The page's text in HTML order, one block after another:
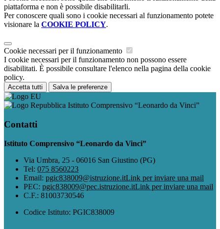
piattaforma e non è possibile disabilitarli.
Per conoscere quali sono i cookie necessari al funzionamento potete
visionare la COOKIE POLICY.
Cookie necessari per il funzionamento
I cookie necessari per il funzionamento non possono essere
disabilitati. È possibile consultare l'elenco nella pagina della cookie
policy.
Accetta tutti Salva le preferenze
Istituto Comprensivo “Leonardo da Vinci”
Contatti
Istituto Comprensivo “Leonardo da Vinci”
Via Umbra, 25 - 06016 San Giustino (PG)
Tel: 075 8560223
Email: pgic838009@istruzione.itLink per inviare una mail
PEC: pgic838009@pec.istruzione.itLink per inviare una mail
C.F.: 81003730546
Codice Istituto: PGIC838009